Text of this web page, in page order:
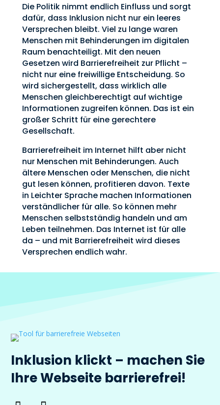
Die Politik nimmt endlich Einfluss und sorgt
dafür, dass Inklusion nicht nur ein leeres
Versprechen bleibt. Viel zu lange waren
Menschen mit Behinderungen im digitalen
Raum benachteiligt. Mit den neuen
Gesetzen wird Barrierefreiheit zur Pflicht –
nicht nur eine freiwillige Entscheidung. So
wird sichergestellt, dass wirklich alle
Menschen gleichberechtigt auf wichtige
Informationen zugreifen können. Das ist ein
großer Schritt für eine gerechtere
Gesellschaft.
Barrierefreiheit im Internet hilft aber nicht
nur Menschen mit Behinderungen. Auch
ältere Menschen oder Menschen, die nicht
gut lesen können, profitieren davon. Texte
in Leichter Sprache machen Informationen
verständlicher für alle. So können mehr
Menschen selbstständig handeln und am
Leben teilnehmen. Das Internet ist für alle
da – und mit Barrierefreiheit wird dieses
Versprechen endlich wahr.
Inklusion klickt – machen Sie
Ihre Webseite barrierefrei!